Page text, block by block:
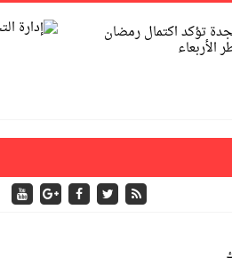
تؤكد اكتمال رمضان